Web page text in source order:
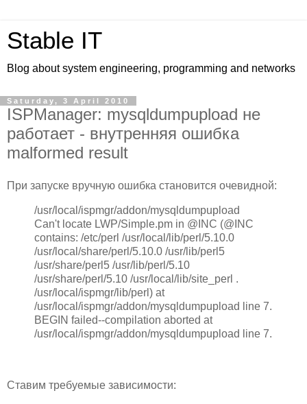
Stable IT
Blog about system engineering, programming and networks
Saturday, 3 April 2010
ISPManager: mysqldumpupload не
работает - внутренняя ошибка
malformed result
При запуске вручную ошибка становится очевидной:
/usr/local/ispmgr/addon/mysqldumpupload
Can't locate LWP/Simple.pm in @INC (@INC
contains: /etc/perl /usr/local/lib/perl/5.10.0
/usr/local/share/perl/5.10.0 /usr/lib/perl5
/usr/share/perl5 /usr/lib/perl/5.10
/usr/share/perl/5.10 /usr/local/lib/site_perl .
/usr/local/ispmgr/lib/perl) at
/usr/local/ispmgr/addon/mysqldumpupload line 7.
BEGIN failed--compilation aborted at
/usr/local/ispmgr/addon/mysqldumpupload line 7.
Ставим требуемые зависимости: